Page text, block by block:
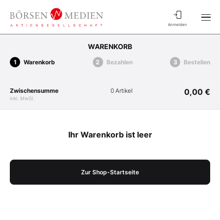
Anmelden
WARENKORB
Warenkorb Bezahlen Bestellen
Zwischensumme
inkl. MwSt.
0 Artikel 0,00 €
Ihr Warenkorb ist leer
Zur Shop-Startseite